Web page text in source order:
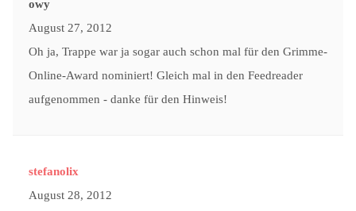
owy
August 27, 2012
Oh ja, Trappe war ja sogar auch schon mal für den Grimme-
Online-Award nominiert! Gleich mal in den Feedreader
aufgenommen - danke für den Hinweis!
stefanolix
August 28, 2012